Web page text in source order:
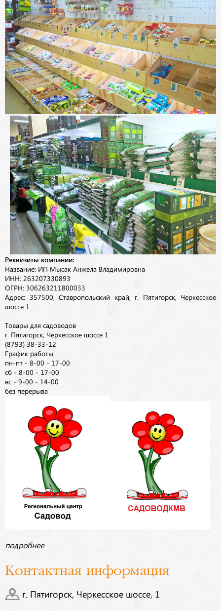
Реквизиты компании:
Название: ИП Мысак Анжела Владимировна
ИНН: 263207330893
ОГРН: 306263211800033
Адрес: 357500, Ставропольский край, г. Пятигорск, Черкесское
шоссе 1
Товары для садоводов
г. Пятигорск, Черкесское шоссе 1
(8793) 38-33-12
График работы:
пн-пт - 8-00 - 17-00
сб - 8-00 - 17-00
вс - 9-00 - 14-00
без перерыва
подробнее
Контактная информация
г. Пятигорск, Черкесское шоссе, 1